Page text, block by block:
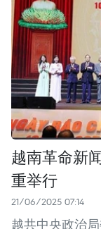
越南革命新
重举行
21/06/2025 07:14
越共中央政治